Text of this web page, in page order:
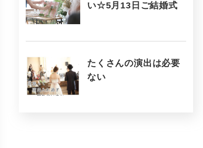
い☆5月13日ご結婚式
たくさんの演出は必要
ない